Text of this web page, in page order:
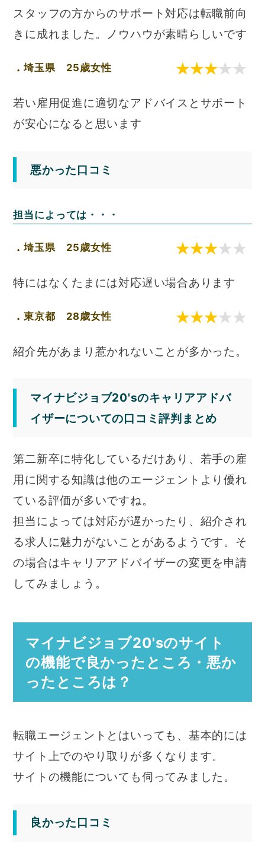
スタッフの方からのサポート対応は転職前向
きに成れました。ノウハウが素晴らしいです
埼玉県 25歳女性
若い雇用促進に適切なアドバイスとサポート
が安心になると思います
悪かった口コミ
担当によっては・・・
埼玉県 25歳女性
特にはなくたまには対応遅い場合あります
東京都 28歳女性
紹介先があまり惹かれないことが多かった。
マイナビジョブ20'sのキャリアアドバ
イザーについての口コミ評判まとめ
第二新卒に特化しているだけあり、若手の雇
用に関する知識は他のエージェントより優れ
ている評価が多いですね。
担当によっては対応が遅かったり、紹介され
る求人に魅力がないことがあるようです。そ
の場合はキャリアアドバイザーの変更を申請
してみましょう。
マイナビジョブ20'sのサイト
の機能で良かったところ・悪か
ったところは？
転職エージェントとはいっても、基本的には
サイト上でのやり取りが多くなります。
サイトの機能についても伺ってみました。
良かった口コミ